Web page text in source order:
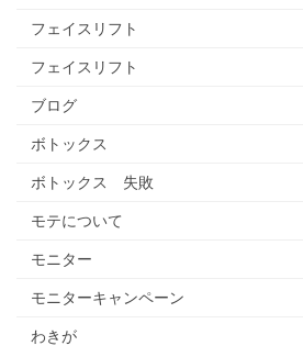
フェイスリフト
フェイスリフト
ブログ
ボトックス
ボトックス 失敗
モテについて
モニター
モニターキャンペーン
わきが